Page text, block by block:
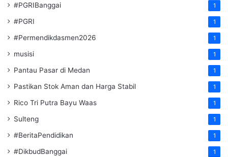
#PGRIBanggai 1
#PGRI 1
#Permendikdasmen2026 1
musisi 1
Pantau Pasar di Medan 1
Pastikan Stok Aman dan Harga Stabil 1
Rico Tri Putra Bayu Waas 1
Sulteng 1
#BeritaPendidikan 1
#DikbudBanggai 1